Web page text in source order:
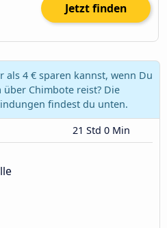
Jetzt finden
als 4 € sparen kannst, wenn Du
über Chimbote reist? Die
findest du unten.
21 Std 0 Min